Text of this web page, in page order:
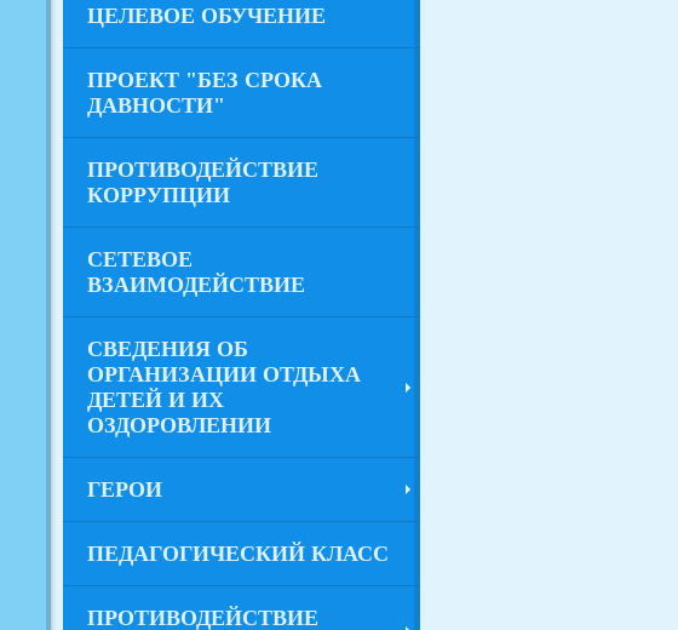
ЦЕЛЕВОЕ ОБУЧЕНИЕ
ПРОЕКТ "БЕЗ СРОКА
ДАВНОСТИ"
ПРОТИВОДЕЙСТВИЕ
КОРРУПЦИИ
СЕТЕВОЕ
ВЗАИМОДЕЙСТВИЕ
СВЕДЕНИЯ ОБ
ОРГАНИЗАЦИИ ОТДЫХА
ДЕТЕЙ И ИХ
ОЗДОРОВЛЕНИИ
ГЕРОИ
ПЕДАГОГИЧЕСКИЙ КЛАСС
ПРОТИВОДЕЙСТВИЕ